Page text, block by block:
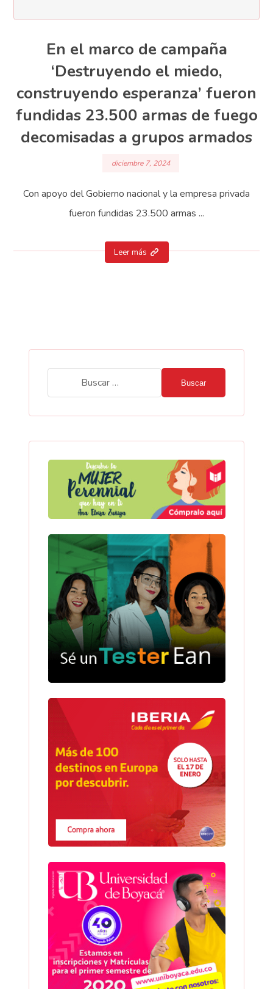
En el marco de campaña
‘Destruyendo el miedo,
construyendo esperanza’ fueron
fundidas 23.500 armas de fuego
decomisadas a grupos armados
diciembre 7, 2024
Con apoyo del Gobierno nacional y la empresa privada
fueron fundidas 23.500 armas ...
Leer más
Buscar